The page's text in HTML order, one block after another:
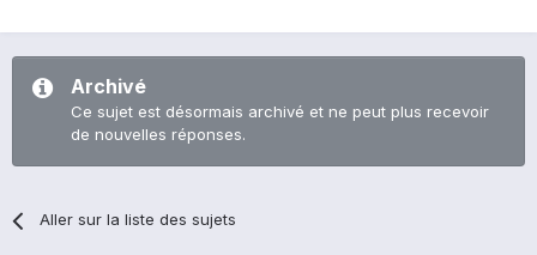
Archivé
Ce sujet est désormais archivé et ne peut plus recevoir
de nouvelles réponses.
Aller sur la liste des sujets